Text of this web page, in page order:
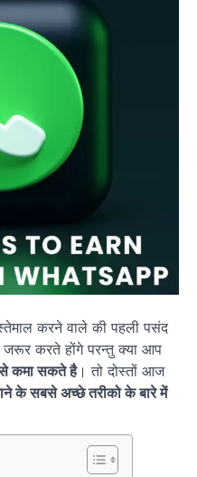
करने वाले की पहली पसंद
करते होंगे परन्तु क्या आप
कमा सकते है। तो दोस्तों आज
के सबसे अच्छे तरीको के बारे में